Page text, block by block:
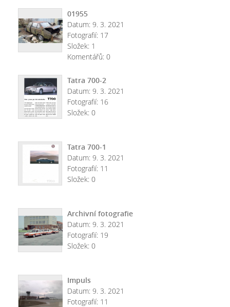
01955
Datum: 9. 3. 2021
Fotografií: 17
Složek: 1
Komentářů: 0
Tatra 700-2
Datum: 9. 3. 2021
Fotografií: 16
Složek: 0
Tatra 700-1
Datum: 9. 3. 2021
Fotografií: 11
Složek: 0
Archivní fotografie
Datum: 9. 3. 2021
Fotografií: 19
Složek: 0
Impuls
Datum: 9. 3. 2021
Fotografií: 11